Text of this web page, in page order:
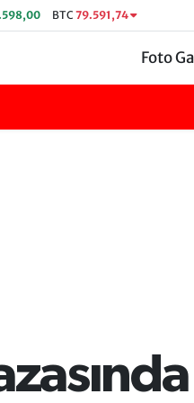
BTC 79.591,74
Foto